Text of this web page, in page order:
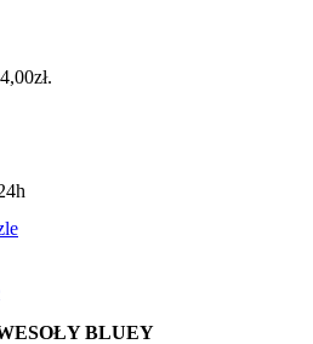
zł.
BLUEY